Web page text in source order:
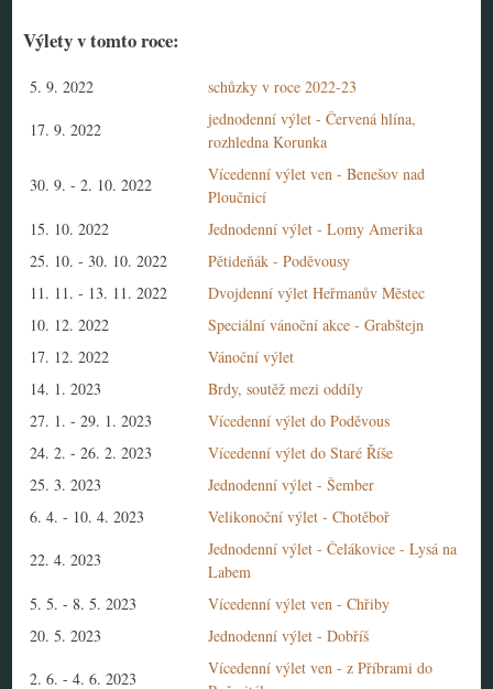
Výlety v tomto roce:
5. 9. 2022 schůzky v roce 2022-23
17. 9. 2022
jednodenní výlet - Červená hlína,
rozhledna Korunka
30. 9. -2. 10. 2022
Vícedenní výlet ven - Benešov nad
Ploučnicí
15. 10. 2022
Jednodenní výlet - Lomy Amerika
25. 10. -30. 10. 2022
Pětideňák - Poděvousy
11. 11. - 13. 11. 2022
Dvojdenní výlet Heřmanův Městec
10. 12. 2022
Speciální vánoční akce - Grabštejn
17. 12. 2022
Vánoční výlet
14. 1. 2023
Brdy, soutěž mezi oddíly
27. 1. -29. 1. 2023
Vícedenní výlet do Poděvous
24. 2. -26. 2. 2023
Vícedenní výlet do Staré Říše
25. 3. 2023
Jednodenní výlet - Šember
6. 4. - 10. 4. 2023 Velikonoční výlet - Chotěboř
22. 4. 2023
Jednodenní výlet - Čelákovice - Lysá na
Labem
5. 5. -8. 5. 2023
Vícedenní výlet ven - Chřiby
20. 5. 2023
Jednodenní výlet - Dobříš
2. 6. -4. 6. 2023
Vícedenní výlet ven - z Příbrami do